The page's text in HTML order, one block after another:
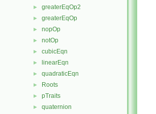
► greaterEqOp2
► greaterEqOp
► nopOp
► notOp
► cubicEqn
► linearEqn
► quadraticEqn
► Roots
► pTraits
► quaternion